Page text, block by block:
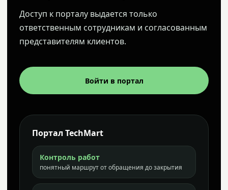
Доступ к порталу выдается только
ответственным сотрудникам и согласованным
представителям клиентов.
Войти в портал
Портал TechMart
Контроль работ
понятный маршрут от обращения до закрытия